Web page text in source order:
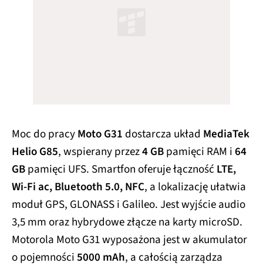
Moc do pracyMoto G31 dostarcza układ MediaTek
Helio G85, wspierany przez4 GBpamięci RAM i64
GBpamięci UFS. Smartfon oferuje łączność LTE,
Wi-Fi ac, Bluetooth 5.0, NFC, a lokalizację ułatwia
moduł GPS, GLONASS i Galileo. Jest wyjście audio
3,5 mm oraz hybrydowe złącze na karty microSD.
Motorola Moto G31 wyposażona jest w akumulator
o pojemności5000 mAh, a całością zarządza